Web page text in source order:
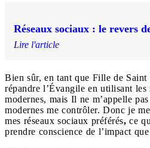
Réseaux sociaux : le revers
Lire l'article
Bien sûr, en tant que Fille de Saint
répandre l’Évangile en utilisant
modernes, mais Il ne m’appelle
modernes me contrôler. Donc je
mes réseaux sociaux préférés, ce
prendre conscience de l’impact